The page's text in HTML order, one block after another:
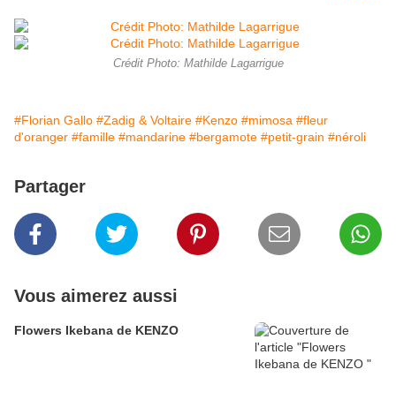
Crédit Photo: Mathilde Lagarrigue
#Florian Gallo #Zadig & Voltaire #Kenzo #mimosa #fleur
d'oranger #famille #mandarine #bergamote #petit-grain #néroli
Partager
Vous aimerez aussi
Flowers Ikebana de KENZO